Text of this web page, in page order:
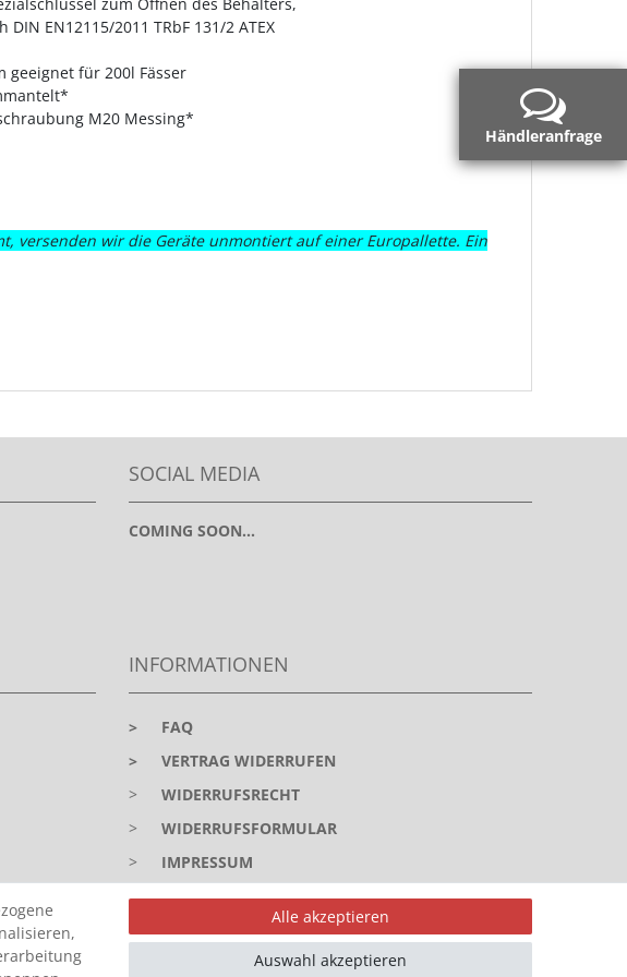
Händleranfrage
zum Öffnen des Behälters,
EN12115/2011 TRbF 131/2 ATEX
geeignet für 200l Fässer
M20 Messing*
versenden wir die Geräte unmontiert auf einer Europallette. Ein
SOCIAL MEDIA
COMING SOON...
INFORMATIONEN
>
FAQ
>
VERTRAG WIDERRUFEN
>
WIDERRUFSRECHT
>
WIDERRUFSFORMULAR
>
IMPRESSUM
>
DATENSCHUTZERKLÄRUNG
>
AGB
Alle akzeptieren
Auswahl akzeptieren